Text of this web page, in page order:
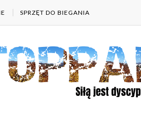
SPRZĘT DO BIEGANIA